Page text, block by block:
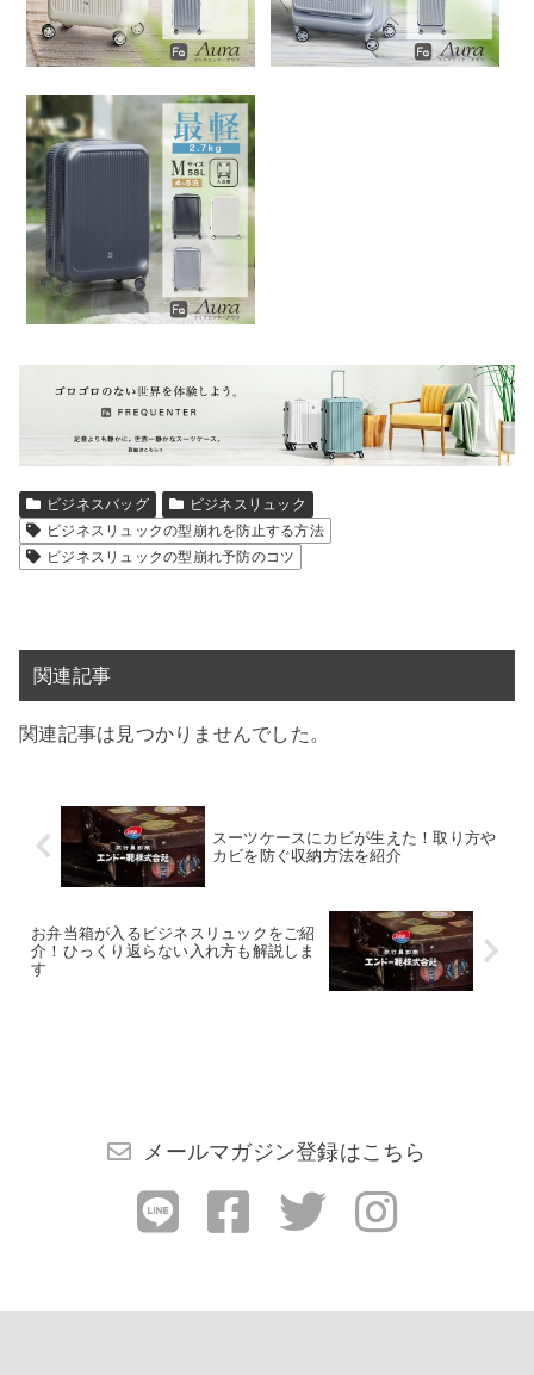
ビジネスバッグ
ビジネスリュック
ビジネスリュックの型崩れを防止する方法
ビジネスリュックの型崩れ予防のコツ
関連記事
関連記事は見つかりませんでした。
スーツケースにカビが生えた！取り方や
カビを防ぐ収納方法を紹介
お弁当箱が入るビジネスリュックをご紹
介！ひっくり返らない入れ方も解説しま
す
メールマガジン登録はこちら